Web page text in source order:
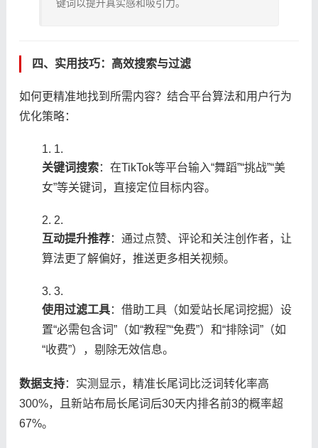
键词以提升真实感和吸引力。
四、实用技巧：高效搜索与过滤
如何更精准地找到所需内容？结合平台算法和用户行为
优化策略：
1.
​关键词搜索​​：在TikTok等平台输入“舞蹈”“挑战”“美
女”等关键词，直接定位目标内容。
2.
​互动提升推荐​​：通过点赞、评论和关注创作者，让
算法更了解偏好，推送更多相关视频。
3.
​使用过滤工具​​：借助工具（如爱站长尾词挖掘）设
置“必需包含词”（如“教程”“免费”）和“排除词”（如
“收费”），剔除无效信息。
​数据支持​​：实测显示，精准长尾词比泛词转化率高
300%，且新站布局长尾词后30天内排名前3的概率超
67%。